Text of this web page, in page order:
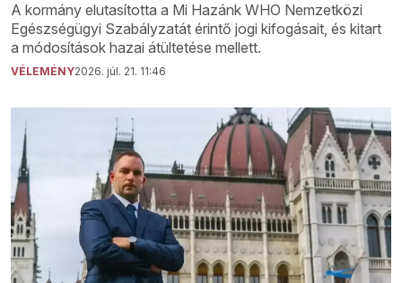
A kormány elutasította a Mi Hazánk WHO Nemzetközi
Egészségügyi Szabályzatát érintő jogi kifogásait, és kitart
a módosítások hazai átültetése mellett.
VÉLEMÉNY2026. júl. 21. 11:46